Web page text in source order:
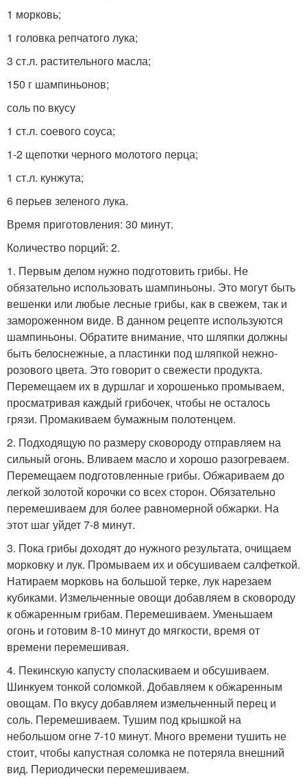
1 морковь;
1 головка репчатого лука;
3 ст.л. растительного масла;
150 г шампиньонов;
соль по вкусу
1 ст.л. соевого соуса;
1-2 щепотки черного молотого перца;
1 ст.л. кунжута;
6 перьев зеленого лука.
Время приготовления: 30 минут.
Количество порций: 2.
1. Первым делом нужно подготовить грибы. Не
обязательно использовать шампиньоны. Это могут быть
вешенки или любые лесные грибы, как в свежем, так и
замороженном виде. В данном рецепте используются
шампиньоны. Обратите внимание, что шляпки должны
быть белоснежные, а пластинки под шляпкой нежно-
розового цвета. Это говорит о свежести продукта.
Перемещаем их в дуршлаг и хорошенько промываем,
просматривая каждый грибочек, чтобы не осталось
грязи. Промакиваем бумажным полотенцем.
2. Подходящую по размеру сковороду отправляем на
сильный огонь. Вливаем масло и хорошо разогреваем.
Перемещаем подготовленные грибы. Обжариваем до
легкой золотой корочки со всех сторон. Обязательно
перемешиваем для более равномерной обжарки. На
этот шаг уйдет 7-8 минут.
3. Пока грибы доходят до нужного результата, очищаем
морковку и лук. Промываем их и обсушиваем салфеткой.
Натираем морковь на большой терке, лук нарезаем
кубиками. Измельченные овощи добавляем в сковороду
к обжаренным грибам. Перемешиваем. Уменьшаем
огонь и готовим 8-10 минут до мягкости, время от
времени перемешивая.
4. Пекинскую капусту споласкиваем и обсушиваем.
Шинкуем тонкой соломкой. Добавляем к обжаренным
овощам. По вкусу добавляем измельченный перец и
соль. Перемешиваем. Тушим под крышкой на
небольшом огне 7-10 минут. Много времени тушить не
стоит, чтобы капустная соломка не потеряла внешний
вид. Периодически перемешиваем.